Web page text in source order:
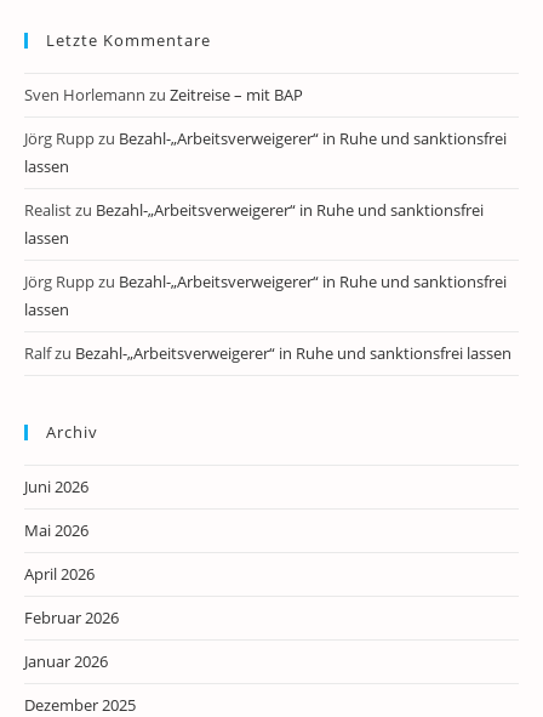
Letzte Kommentare
Sven Horlemann zu Zeitreise – mit BAP
Jörg Ruppzu Bezahl-„Arbeitsverweigerer“ in Ruhe und sanktionsfrei
lassen
Realistzu Bezahl-„Arbeitsverweigerer“ in Ruhe und sanktionsfrei
lassen
Jörg Ruppzu Bezahl-„Arbeitsverweigerer“ in Ruhe und sanktionsfrei
lassen
Ralfzu Bezahl-„Arbeitsverweigerer“ in Ruhe und sanktionsfrei lassen
Archiv
Juni 2026
Mai 2026
April 2026
Februar 2026
Januar 2026
Dezember 2025